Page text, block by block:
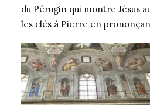
du Pérugin qui montre Jésus
les clés à Pierre en